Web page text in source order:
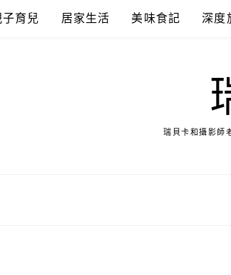
子育兒 居家生活 美味食記 深度
瑞貝卡和攝影師